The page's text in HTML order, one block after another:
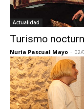
Actualidad
Turismo
Nuria Pascual Mayo - 02/